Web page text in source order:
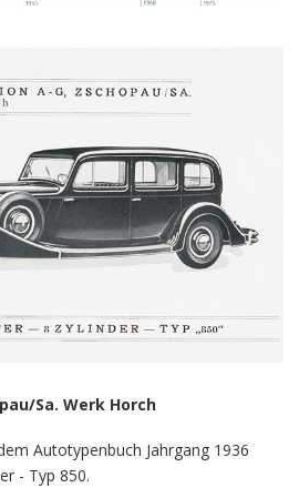
Sa. Werk Horch
Autotypenbuch Jahrgang 1936
- Typ 850.